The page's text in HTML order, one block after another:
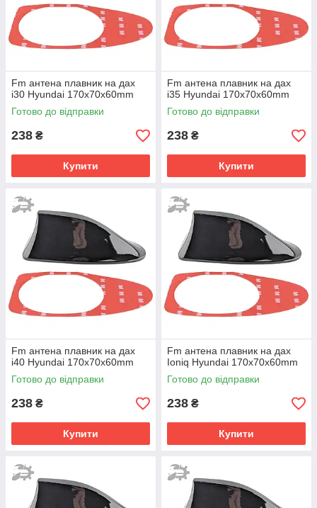
Fm антена плавник на дах
i30 Hyundai 170х70х60mm
Готово до відправки
238 ₴
Купити
Fm антена плавник на дах
i35 Hyundai 170х70х60mm
Готово до відправки
238 ₴
Купити
Fm антена плавник на дах
i40 Hyundai 170х70х60mm
Готово до відправки
238 ₴
Купити
Fm антена плавник на дах
Ioniq Hyundai 170х70х60mm
Готово до відправки
238 ₴
Купити